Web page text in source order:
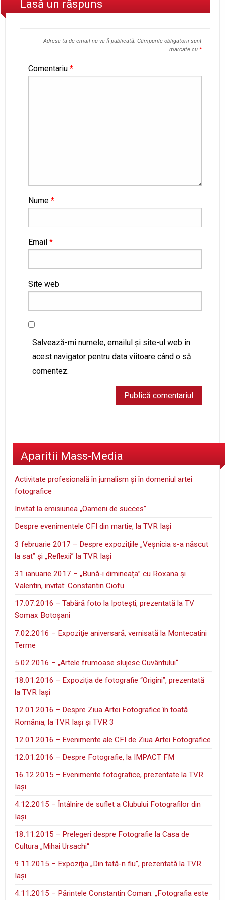
Lasă un răspuns
Adresa ta de email nu va fi publicată. Câmpurile obligatorii sunt
marcate cu *
Comentariu *
Nume *
Email *
Site web
Salvează-mi numele, emailul și site-ul web în
acest navigator pentru data viitoare când o să
comentez.
Aparitii Mass-Media
Activitate profesională în jurnalism şi în domeniul artei
fotografice
Invitat la emisiunea „Oameni de succes”
Despre evenimentele CFI din martie, la TVR Iaşi
3 februarie 2017 – Despre expoziţiile „Veşnicia s-a născut
la sat” şi „Reflexii” la TVR Iaşi
31 ianuarie 2017 – „Bună-i dimineața” cu Roxana și
Valentin, invitat: Constantin Ciofu
17.07.2016 – Tabără foto la Ipoteşti, prezentată la TV
Somax Botoşani
7.02.2016 – Expoziţie aniversară, vernisată la Montecatini
Terme
5.02.2016 – „Artele frumoase slujesc Cuvântului“
18.01.2016 – Expoziţia de fotografie “Origini”, prezentată
la TVR Iaşi
12.01.2016 – Despre Ziua Artei Fotografice în toată
România, la TVR Iaşi şi TVR 3
12.01.2016 – Evenimente ale CFI de Ziua Artei Fotografice
12.01.2016 – Despre Fotografie, la IMPACT FM
16.12.2015 – Evenimente fotografice, prezentate la TVR
Iaşi
4.12.2015 – Întâlnire de suflet a Clubului Fotografilor din
Iaşi
18.11.2015 – Prelegeri despre Fotografie la Casa de
Cultura „Mihai Ursachi“
9.11.2015 – Expoziţia „Din tată-n fiu”, prezentată la TVR
Iaşi
4.11.2015 – Părintele Constantin Coman: „Fotografia este